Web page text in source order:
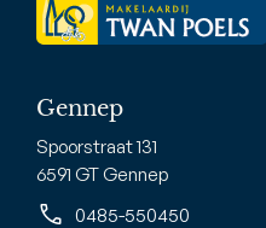
Gennep
Spoorstraat 131
6591 GT Gennep
0485-550450